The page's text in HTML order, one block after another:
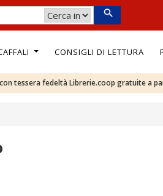
CONSIGLI DI LETTURA
tessera fedeltà Librerie.coop gratuite a